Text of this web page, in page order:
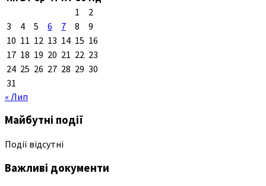
1
2
3
4 5 6 7 8
9
10 11 12 13 14 15 16
17 18 19 20 21 22 23
24 25 26 27 28 29 30
31
« Лип
Майбутні події
Події відсутні
Важливі документи